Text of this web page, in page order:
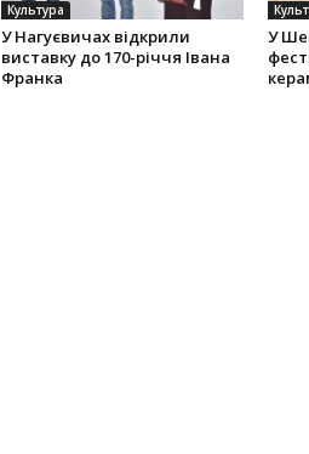
Культура
У Нагуєвичах відкрили
виставку до 170-річчя Івана
Франка
У